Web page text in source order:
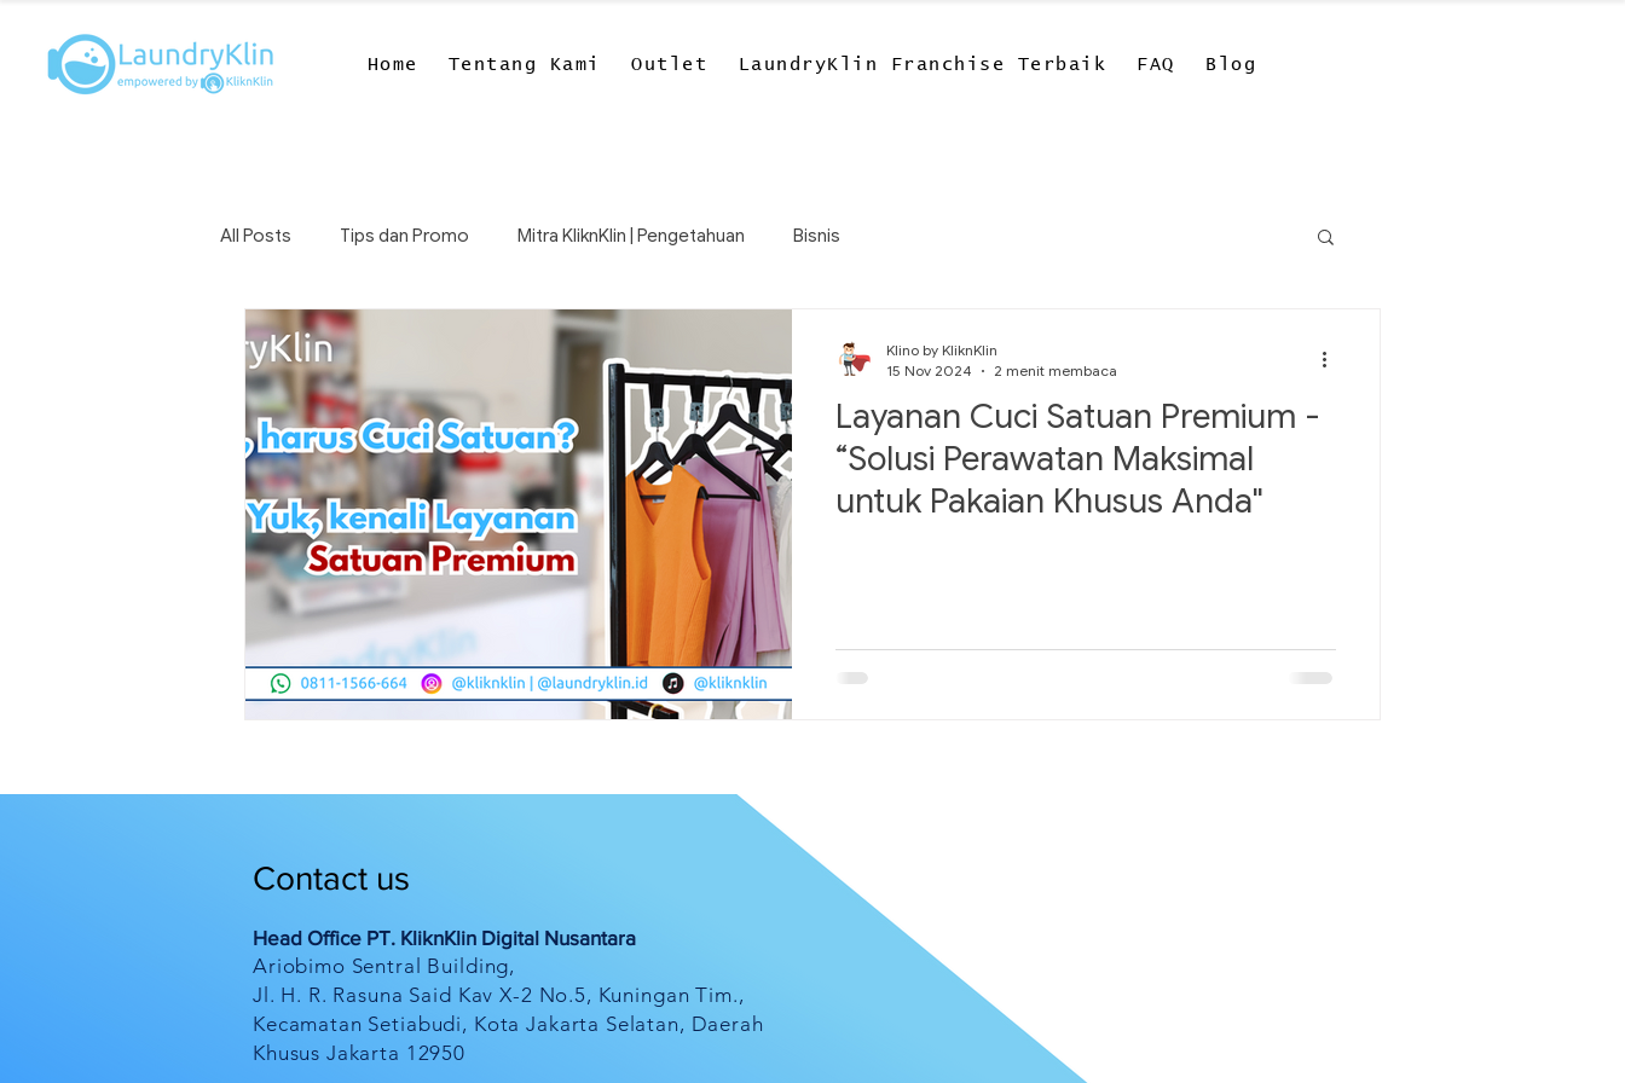
Home Tentang Kami Outlet LaundryKlin Franchise Terbaik FAQ Blog
All Posts Tips dan Promo Mitra KliknKlin | Pengetahuan Bisnis
Layanan Cuci Satuan Premium -
“Solusi Perawatan Maksimal
untuk Pakaian Khusus Anda"
Klino by KliknKlin
15 Nov 2024
2 menit membaca
Contact us
Head Office PT. KliknKlin Digital Nusantara
Ariobimo Sentral Building,
Jl. H. R. Rasuna Said Kav X-2 No.5, Kuningan Tim.,
Kecamatan Setiabudi, Kota Jakarta Selatan, Daerah
Khusus Jakarta 12950